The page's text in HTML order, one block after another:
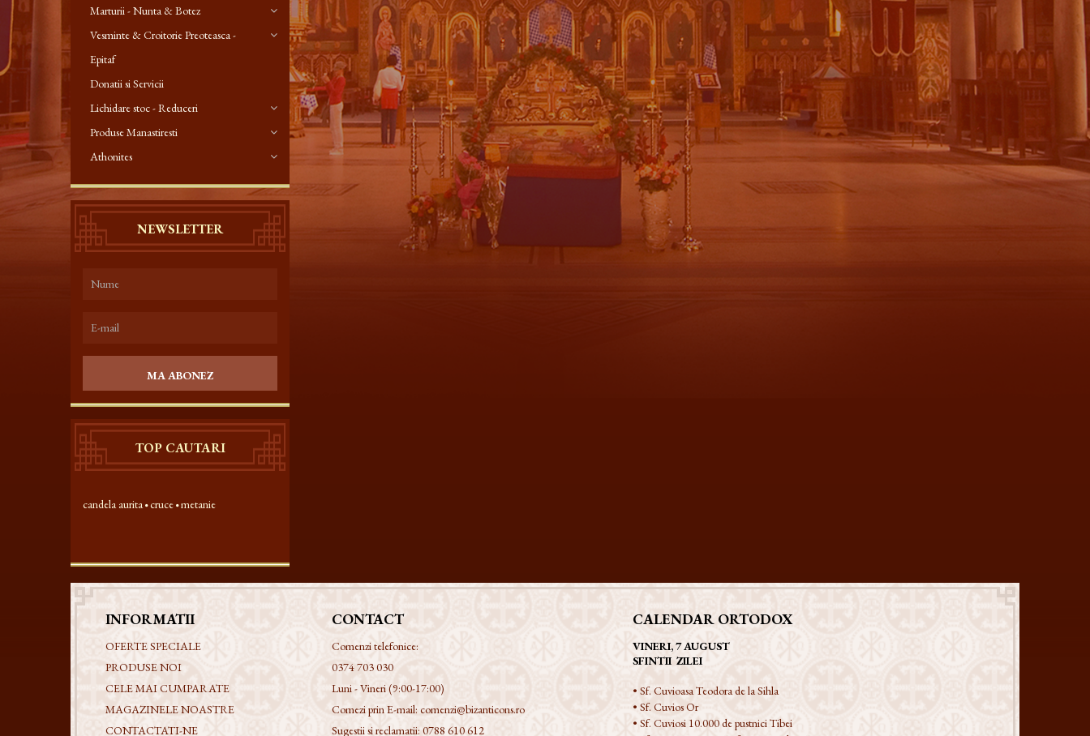
Marturii - Nunta & Botez
Vesminte & Croitorie Preoteasca -
Epitaf
Donatii si Servicii
Lichidare stoc - Reduceri
Produse Manastiresti
Athonites
NEWSLETTER
MA ABONEZ
TOP CAUTARI
candela aurita cruce metanie
INFORMATII
OFERTE SPECIALE
PRODUSE NOI
CELE MAI CUMPARATE
MAGAZINELE NOASTRE
CONTACTATI-NE
CONTACT
Comenzi telefonice:
0374 703 030
Luni - Vineri (9:00-17:00)
Comezi prin E-mail: comenzi@bizanticons.ro
Sugestii si reclamatii: 0788 610 612
CALENDAR ORTODOX
VINERI, 7 AUGUST
SFINTII ZILEI
• Sf. Cuvioasa Teodora de la Sihla
• Sf. Cuvios Or
• Sf. Cuviosi 10.000 de pustnici Tibei